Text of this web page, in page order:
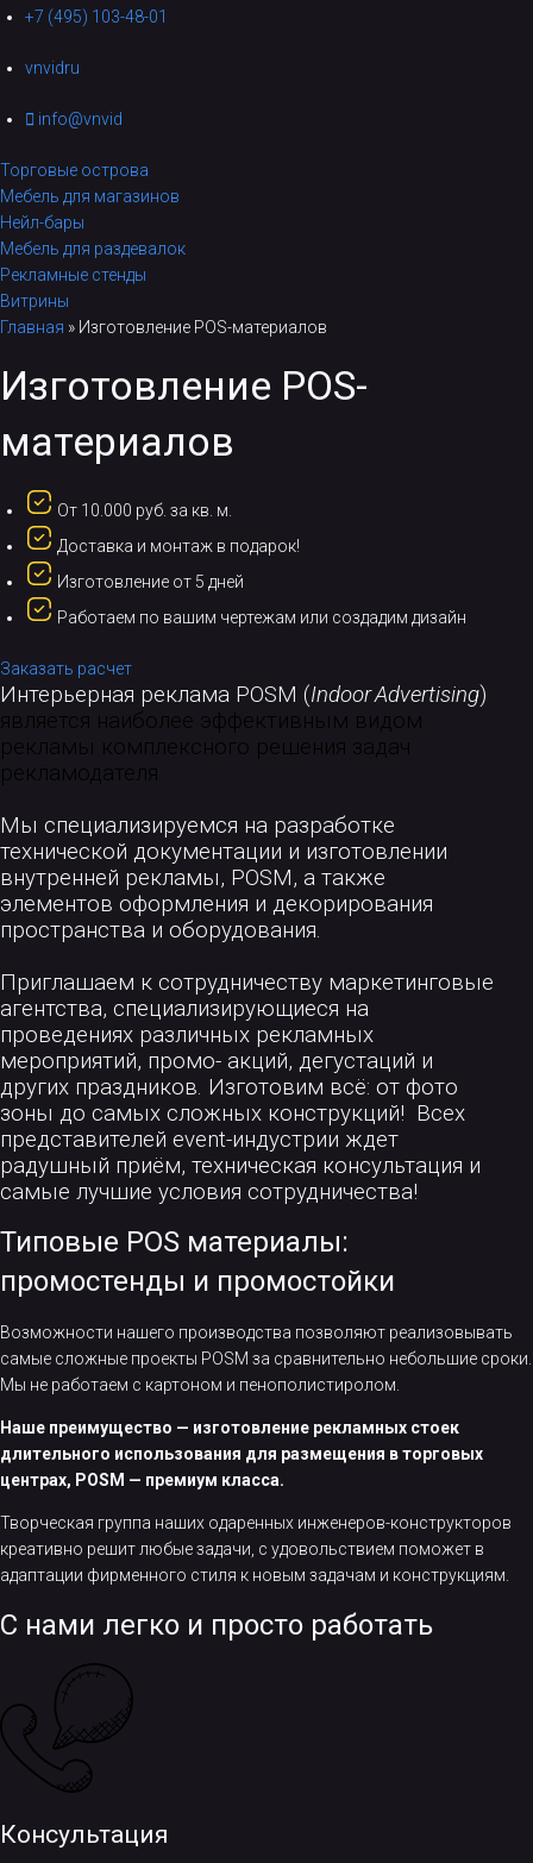
+7 (495) 103-48-01
vnvidru
info@vnvid
Торговые острова
Мебель для магазинов
Нейл-бары
Мебель для раздевалок
Рекламные стенды
Витрины
Главная » Изготовление POS-материалов
Изготовление POS-
материалов
От 10.000 руб. за кв. м.
Доставка и монтаж в подарок!
Изготовление от 5 дней
Работаем по вашим чертежам или создадим дизайн
Заказать расчет
Интерьерная реклама POSM (IndoorAdvertising)
является наиболее эффективным видом
рекламы комплексного решения задач
рекламодателя.
Мы специализируемся на разработке
технической документации и изготовлении
внутренней рекламы, POSM, а также
элементов оформления и декорирования
пространства и оборудования.
Приглашаем к сотрудничеству маркетинговые
агентства, специализирующиеся на
проведениях различных рекламных
мероприятий, промо- акций, дегустаций и
других праздников. Изготовим всё: от фото
зоны до самых сложных конструкций! Всех
представителей event-индустрии ждет
радушный приём, техническая консультация и
самые лучшие условия сотрудничества!
Типовые POS материалы:
промостенды и промостойки
Возможности нашего производства позволяют реализовывать
самые сложные проекты POSM за сравнительно небольшие сроки.
Мы не работаем с картоном и пенополистиролом.
Наше преимущество — изготовление рекламных стоек
длительного использования для размещения в торговых
центрах, POSM — премиум класса.
Творческая группа наших одаренных инженеров-конструкторов
креативно решит любые задачи, с удовольствием поможет в
адаптации фирменного стиля к новым задачам и конструкциям.
С нами легко и просто работать
Консультация